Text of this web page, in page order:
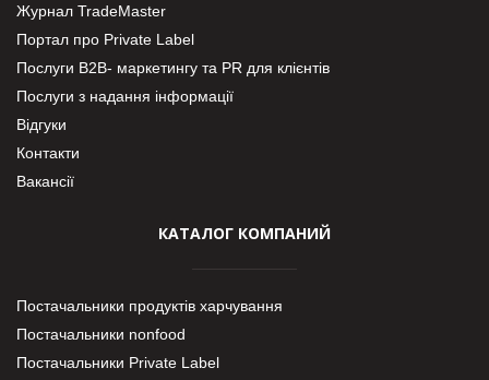
Журнал TradeMaster
Портал про Private Label
Послуги В2В- маркетингу та PR для клієнтів
Послуги з надання інформації
Відгуки
Контакти
Вакансії
КАТАЛОГ КОМПАНИЙ
Постачальники продуктів харчування
Постачальники nonfood
Постачальники Private Label